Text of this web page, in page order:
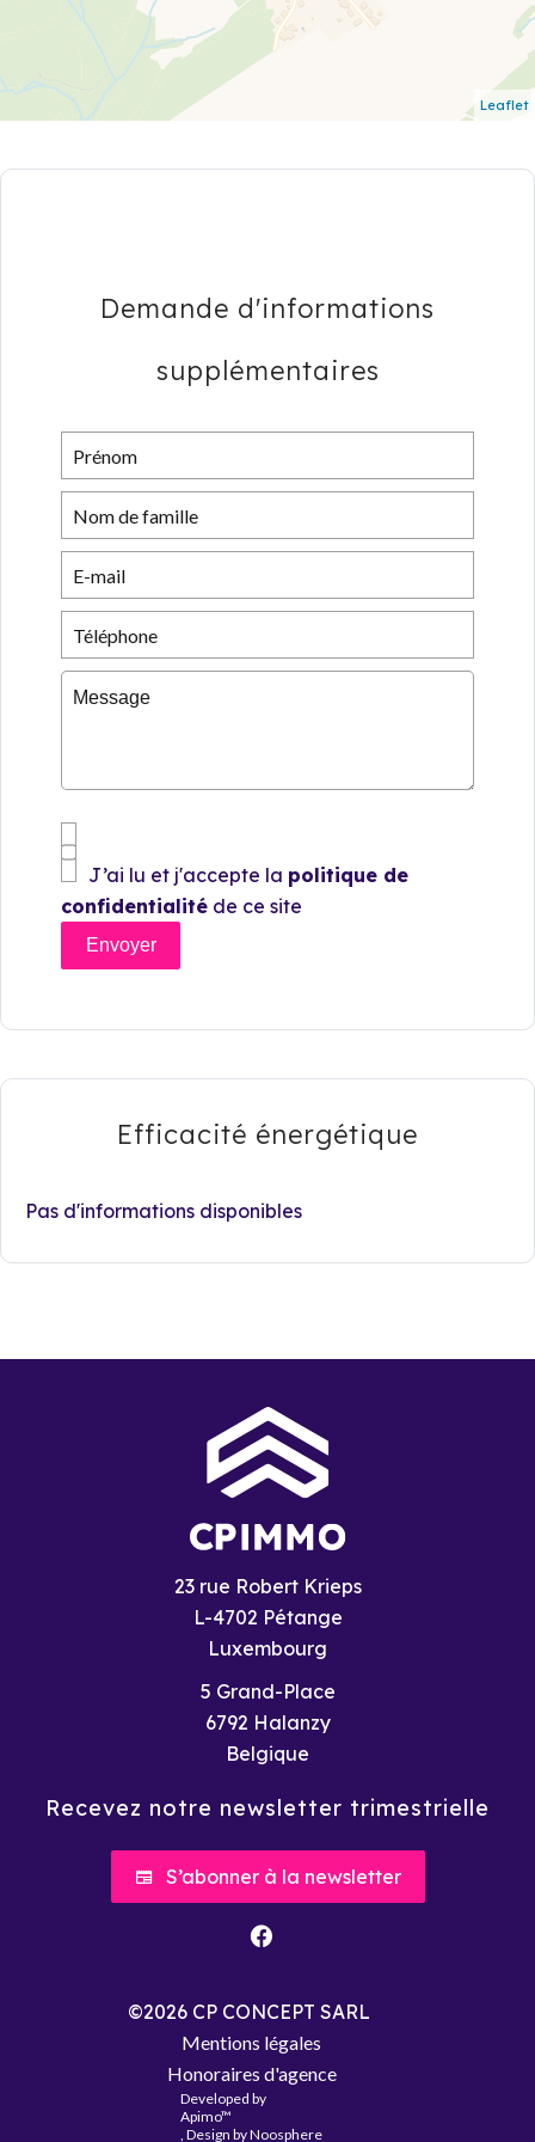
Leaflet
Demande d'informations
supplémentaires
J’ai lu et j'accepte la politique de
confidentialité de ce site
Envoyer
Efficacité énergétique
Pas d'informations disponibles
23 rue Robert Krieps
L-4702 Pétange
Luxembourg
5 Grand-Place
6792 Halanzy
Belgique
Recevez notre newsletter trimestrielle
S’abonner à la newsletter
©2026 CP CONCEPT SARL
Mentions légales
Honoraires d'agence
Developed by
Apimo™
, Design by Noosphere